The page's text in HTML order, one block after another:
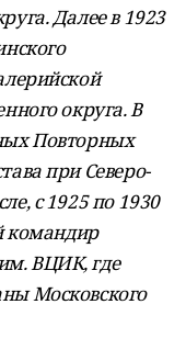
Далее в 1923
округа. В
Повторных
при Северо-
с 1925 по 1930
командир
ВЦИК, где
Московского